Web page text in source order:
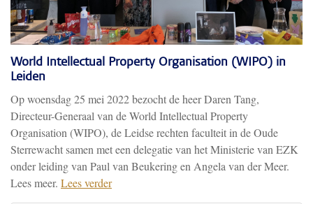
World Intellectual Property Organisation (WIPO) in
Leiden
Op woensdag 25 mei 2022 bezocht de heer Daren Tang,
Directeur-Generaal van de World Intellectual Property
Organisation (WIPO), de Leidse rechten faculteit in de Oude
Sterrewacht samen met een delegatie van het Ministerie van EZK
onder leiding van Paul van Beukering en Angela van der Meer.
Lees meer. Lees verder